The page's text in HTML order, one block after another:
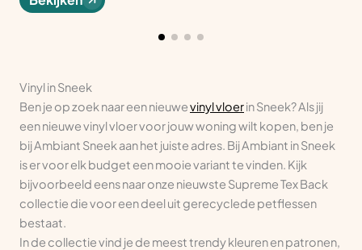
Vinyl in Sneek
Ben je op zoek naar een nieuwevinyl vloerin Sneek? Als jij
een nieuwe vinyl vloer voor jouw woning wilt kopen, ben je
bij Ambiant Sneek aan het juiste adres. Bij Ambiant in Sneek
is er voor elk budget een mooie variant te vinden. Kijk
bijvoorbeeld eens naar onze nieuwste Supreme Tex Back
collectie die voor een deel uit gerecyclede petflessen
bestaat.
In de collectie vind je de meest trendy kleuren en patronen,